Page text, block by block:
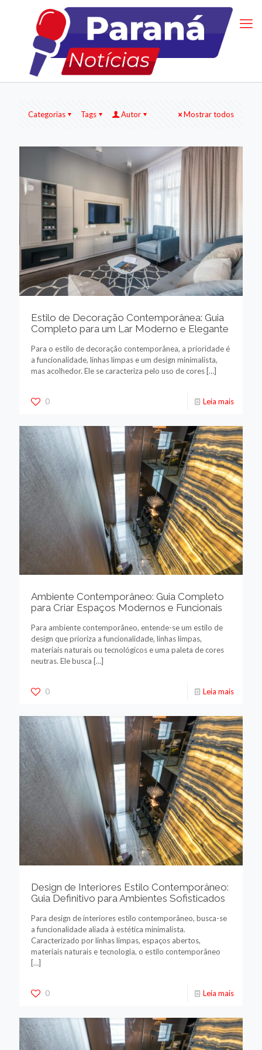
Categorias Tags Autor Mostrar todos
Estilo de Decoração Contemporânea: Guia
Completo para um Lar Moderno e Elegante
Para o estilo de decoração contemporânea, a prioridade é
a funcionalidade, linhas limpas e um design minimalista,
mas acolhedor. Ele se caracteriza pelo uso de cores […]
0 Leia mais
Ambiente Contemporâneo: Guia Completo
para Criar Espaços Modernos e Funcionais
Para ambiente contemporâneo, entende-se um estilo de
design que prioriza a funcionalidade, linhas limpas,
materiais naturais ou tecnológicos e uma paleta de cores
neutras. Ele busca […]
0 Leia mais
Design de Interiores Estilo Contemporâneo:
Guia Definitivo para Ambientes Sofisticados
Para design de interiores estilo contemporâneo, busca-se
a funcionalidade aliada à estética minimalista.
Caracterizado por linhas limpas, espaços abertos,
materiais naturais e tecnologia, o estilo contemporâneo
[…]
0 Leia mais